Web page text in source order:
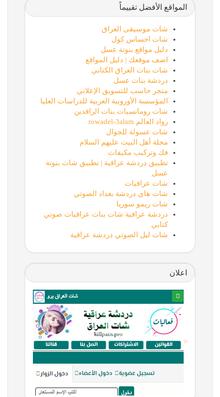
المواقع الأفضل تقييماً
شات موسيقى العراق
شات احساس كول
دليل مواقع بنوتة عسل
اضف موقعك | دليل المواقع
شات بنات العراق الكتابي
دردشة بنات عسل
متجر حاسب للتسويق الإعلاني
المؤسسة الأوروبية العربية للدراسات العليا
شات رومانسيات بنات الرافدين
رواد العالم rowadel-3alam
شات عسولة للجوال
مجلة أهل البيت عليهم السلام
فك وتركيب مكيفات
تطبيق دردشة عراقية | تطبيق شات بنوتة
عسل
شات عراقيات
شات هاي دردشة بغداد الصوتي
شات ريمو سوريا
دردشة عراقية شات بنات عراقيات صوتي
كتابي
شات ليل الصوتي دردشة عراقية
اعلان
<